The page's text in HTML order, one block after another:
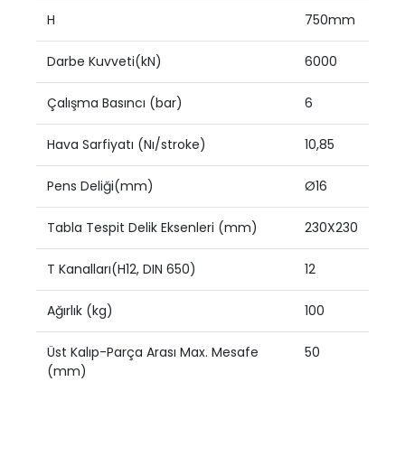
H 750mm
Darbe Kuvveti(kN) 6000
Çalışma Basıncı (bar) 6
Hava Sarfiyatı (Nı/stroke) 10,85
Pens Deliği(mm) Ø16
Tabla Tespit Delik Eksenleri (mm) 230X230
T Kanalları(H12, DIN 650) 12
Ağırlık (kg) 100
Üst Kalıp-Parça Arası Max. Mesafe
(mm)
50